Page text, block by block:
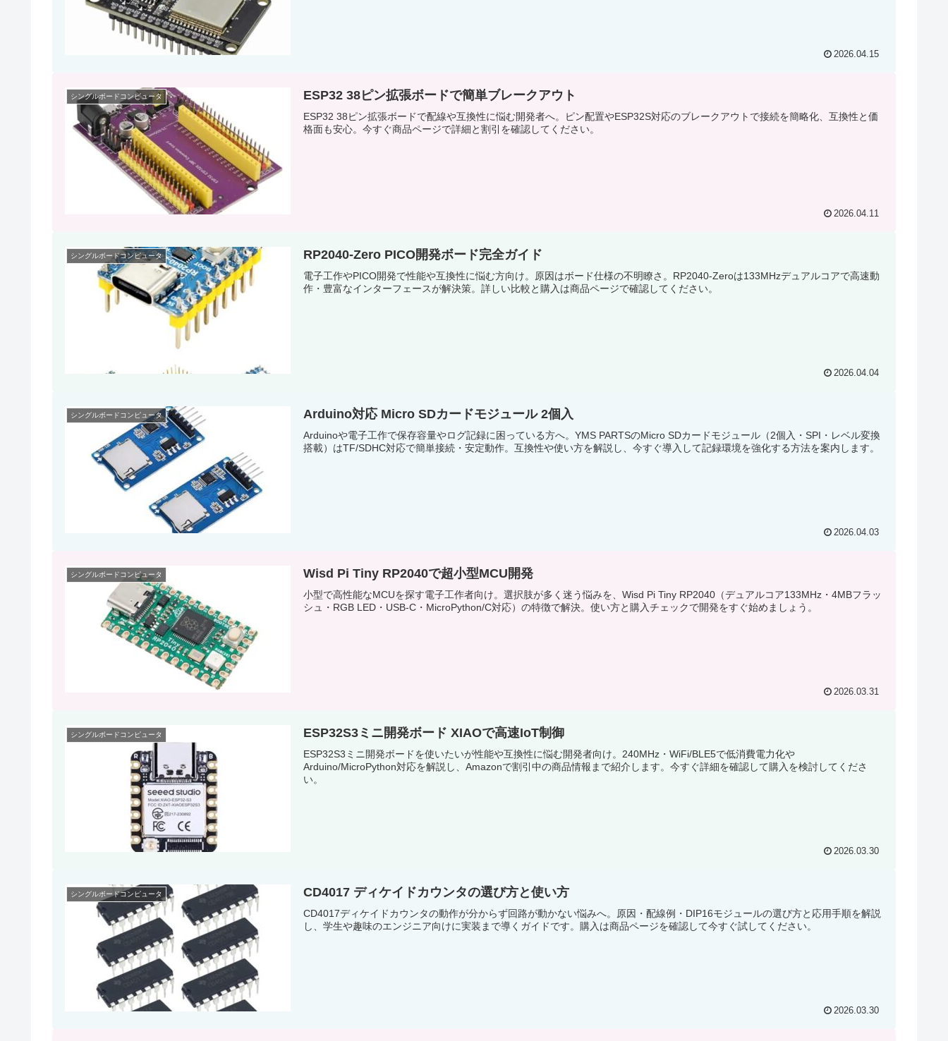
2026.04.15
シングルボードコンピュータ ESP32 38ピン拡張ボードで簡単ブレークアウト
ESP32 38ピン拡張ボードで配線や互換性に悩む開発者へ。ピン配置やESP32S対応のブレークアウトで接続を簡略化、互換性と価
格面も安心。今すぐ商品ページで詳細と割引を確認してください。
2026.04.11
シングルボードコンピュータ RP2040-Zero PICO開発ボード完全ガイド
電子工作やPICO開発で性能や互換性に悩む方向け。原因はボード仕様の不明瞭さ。RP2040-Zeroは133MHzデュアルコアで高速動
作・豊富なインターフェースが解決策。詳しい比較と購入は商品ページで確認してください。
2026.04.04
シングルボードコンピュータ Arduino対応 Micro SDカードモジュール 2個入
Arduinoや電子工作で保存容量やログ記録に困っている方へ。YMS PARTSのMicro SDカードモジュール（2個入・SPI・レベル変換
搭載）はTF/SDHC対応で簡単接続・安定動作。互換性や使い方を解説し、今すぐ導入して記録環境を強化する方法を案内します。
2026.04.03
シングルボードコンピュータ Wisd Pi Tiny RP2040で超小型MCU開発
小型で高性能なMCUを探す電子工作者向け。選択肢が多く迷う悩みを、Wisd Pi Tiny RP2040（デュアルコア133MHz・4MBフラッ
シュ・RGB LED・USB-C・MicroPython/C対応）の特徴で解決。使い方と購入チェックで開発をすぐ始めましょう。
2026.03.31
シングルボードコンピュータ ESP32S3ミニ開発ボード XIAOで高速IoT制御
ESP32S3ミニ開発ボードを使いたいが性能や互換性に悩む開発者向け。240MHz・WiFi/BLE5で低消費電力化や
Arduino/MicroPython対応を解説し、Amazonで割引中の商品情報まで紹介します。今すぐ詳細を確認して購入を検討してくださ
い。
2026.03.30
シングルボードコンピュータ CD4017 ディケイドカウンタの選び方と使い方
CD4017ディケイドカウンタの動作が分からず回路が動かない悩みへ。原因・配線例・DIP16モジュールの選び方と応用手順を解説
し、学生や趣味のエンジニア向けに実装まで導くガイドです。購入は商品ページを確認して今すぐ試してください。
2026.03.30